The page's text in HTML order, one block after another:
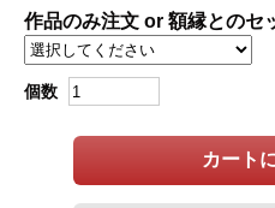
作品のみ注文 or 額縁とのセ
個数
カート